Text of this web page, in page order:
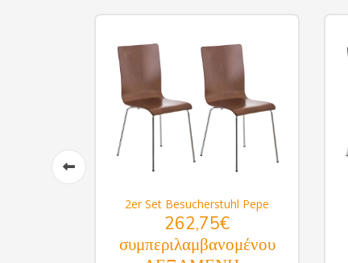
2er Set Besucherstuhl Pepe
262,75€
συμπεριλαμβανομένου